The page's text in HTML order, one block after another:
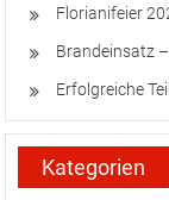
Florianifeier
Brandeinsatz
Erfolgreiche
Kategorien